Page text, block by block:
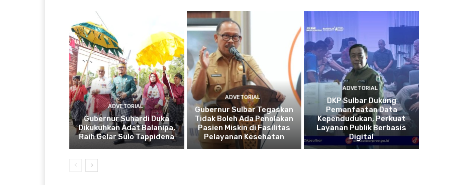
ADVETORIAL
Gubernur Suhardi Duka
Dikukuhkan Adat Balanipa,
Raih Gelar Sulo Tappidena
ADVETORIAL
Gubernur Sulbar Tegaskan
Tidak Boleh Ada Penolakan
Pasien Miskin di Fasilitas
Pelayanan Kesehatan
ADVETORIAL
DKP Sulbar Dukung
Pemanfaatan Data
Kependudukan, Perkuat
Layanan Publik Berbasis
Digital